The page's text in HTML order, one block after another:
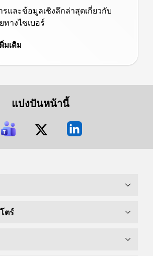
และข้อมูลเชิงลึกล่าสุดเกี่ยวกับ
างไซเบอร์
มเติม
แบ่งปันหน้านี้
ตร์